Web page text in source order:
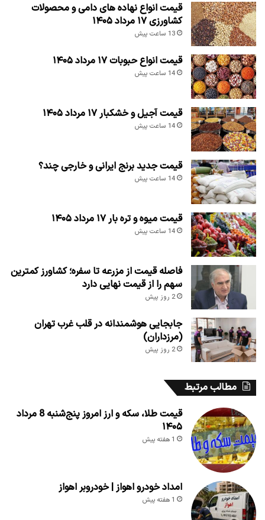
قیمت انواع نهاده های دامی و محصولات
کشاورزی ۱۷ مرداد ۱۴۰۵
13 ساعت پیش
قیمت انواع حبوبات ۱۷ مرداد ۱۴۰۵
14 ساعت پیش
قیمت آجیل و خشکبار ۱۷ مرداد ۱۴۰۵
14 ساعت پیش
قیمت جدید برنج ایرانی و خارجی چند؟
14 ساعت پیش
قیمت میوه و تره بار ۱۷ مرداد ۱۴۰۵
14 ساعت پیش
فاصله قیمت از مزرعه تا سفره؛ کشاورز کمترین
سهم را از قیمت نهایی دارد
2 روز پیش
جابجایی هوشمندانه در قلب غرب تهران
(مرزداران)
2 روز پیش
مطالب مرتبط
قیمت طلا، سکه و ارز امروز پنج‌شنبه 8 مرداد
۱۴۰۵
1 هفته پیش
امداد خودرو اهواز | خودروبر اهواز
1 هفته پیش